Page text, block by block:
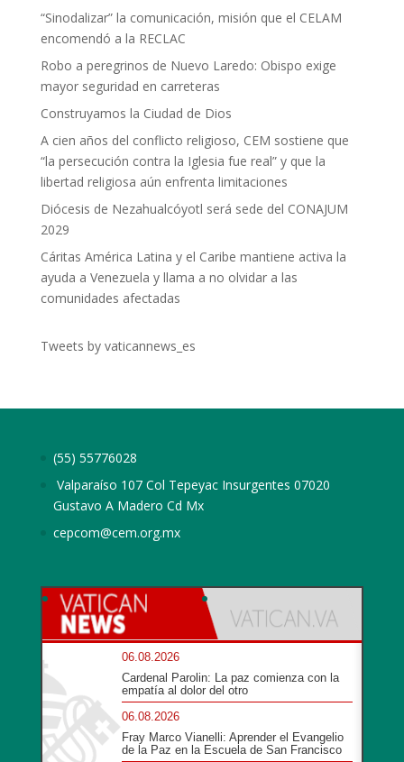
“Sinodalizar” la comunicación, misión que el CELAM
encomendó a la RECLAC
Robo a peregrinos de Nuevo Laredo: Obispo exige
mayor seguridad en carreteras
Construyamos la Ciudad de Dios
A cien años del conflicto religioso, CEM sostiene que
“la persecución contra la Iglesia fue real” y que la
libertad religiosa aún enfrenta limitaciones
Diócesis de Nezahualcóyotl será sede del CONAJUM
2029
Cáritas América Latina y el Caribe mantiene activa la
ayuda a Venezuela y llama a no olvidar a las
comunidades afectadas
Tweets by vaticannews_es
(55) 55776028
Valparaíso 107 Col Tepeyac Insurgentes 07020
Gustavo A Madero Cd Mx
cepcom@cem.org.mx
06.08.2026
Cardenal Parolin: La paz comienza con la
empatía al dolor del otro
06.08.2026
Fray Marco Vianelli: Aprender el Evangelio
de la Paz en la Escuela de San Francisco